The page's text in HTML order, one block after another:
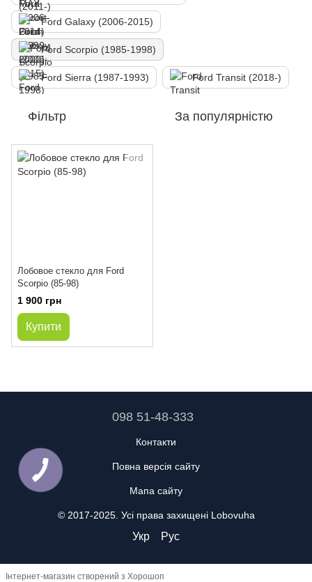
Ford Galaxy (2006-2015)
Ford Scorpio (1985-1998)
Ford Sierra (1987-1993) Ford Transit (2018-)
Фільтр За популярністю
Лобовое стекло для Ford
Scorpio (85-98)
1 900 грн
Купити
098 51-48-333
Контакти
Повна версія сайту
Мапа сайту
© 2017-2025. Усі права захищені Lobovuha
Укр Рус
Інтернет-магазин створений з Хорошоп